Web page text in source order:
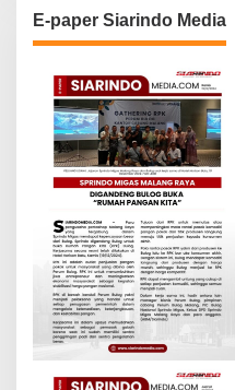
E-paper Siarindo Media